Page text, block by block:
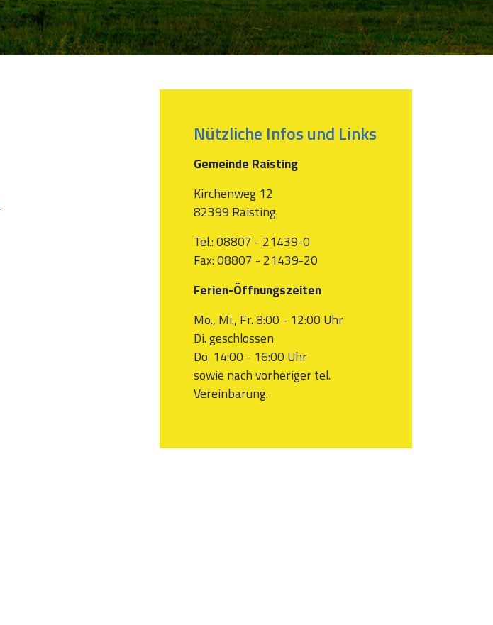
Nützliche Infos und Links
Gemeinde Raisting
Kirchenweg 12
82399 Raisting
Tel.: 08807 - 21439-0
Fax: 08807 - 21439-20
Ferien-Öffnungszeiten
Mo., Mi., Fr. 8:00 - 12:00 Uhr
Di. geschlossen
Do. 14:00 - 16:00 Uhr
sowie nach vorheriger tel.
Vereinbarung.